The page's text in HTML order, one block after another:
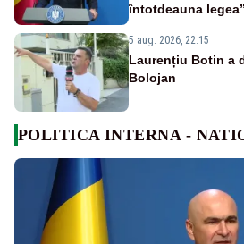
întotdeauna legea”
5 aug. 2026, 22:15
Laurențiu Botin a
Bolojan
POLITICA INTERNA -